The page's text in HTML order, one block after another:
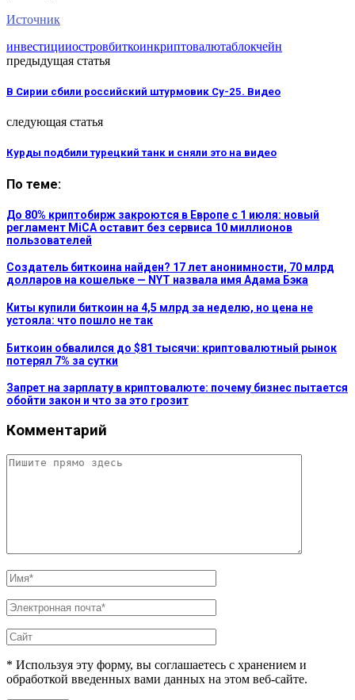
Источник
инвестицииостровбиткоинкриптовалютаблокчейн
предыдущая статья
В Сирии сбили российский штурмовик Су-25. Видео
следующая статья
Курды подбили турецкий танк и сняли это на видео
По теме:
До 80% криптобирж закроются в Европе с 1 июля: новый
регламент MiCA оставит без сервиса 10 миллионов
пользователей
Создатель биткоина найден? 17 лет анонимности, 70 млрд
долларов на кошельке — NYT назвала имя Адама Бэка
Киты купили биткоин на 4,5 млрд за неделю, но цена не
устояла: что пошло не так
Биткоин обвалился до $81 тысячи: криптовалютный рынок
потерял 7% за сутки
Запрет на зарплату в криптовалюте: почему бизнес пытается
обойти закон и что за это грозит
Комментарий
* Используя эту форму, вы соглашаетесь с хранением и
обработкой введенных вами данных на этом веб-сайте.